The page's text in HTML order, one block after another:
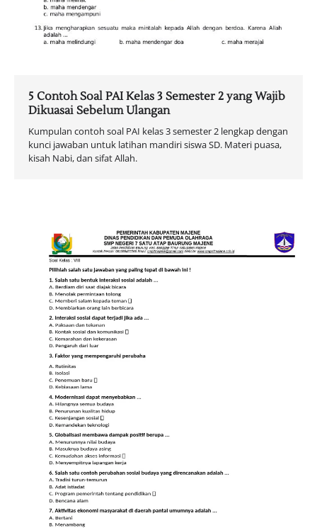
5 Contoh Soal PAI Kelas 3 Semester 2 yang Wajib
Dikuasai Sebelum Ulangan
Kumpulan contoh soal PAI kelas 3 semester 2 lengkap dengan
kunci jawaban untuk latihan mandiri siswa SD. Materi puasa,
kisah Nabi, dan sifat Allah.